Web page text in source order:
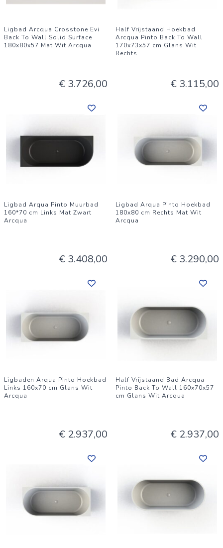
Ligbad Arcqua Crosstone Evi
Back To Wall Solid Surface
180x80x57 Mat Wit Arcqua
€ 3.726,00
Half Vrijstaand Hoekbad
Arcqua Pinto Back To Wall
170x73x57 cm Glans Wit
Rechts ...
€ 3.115,00
Ligbad Arqua Pinto Muurbad
160*70 cm Links Mat Zwart
Arcqua
€ 3.408,00
Ligbad Arqua Pinto Hoekbad
180x80 cm Rechts Mat Wit
Arcqua
€ 3.290,00
Ligbaden Arqua Pinto Hoekbad
Links 160x70 cm Glans Wit
Arcqua
€ 2.937,00
Half Vrijstaand Bad Arcqua
Pinto Back To Wall 160x70x57
cm Glans Wit Arcqua
€ 2.937,00